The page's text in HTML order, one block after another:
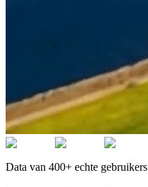
Data van 400+ echte gebruikers